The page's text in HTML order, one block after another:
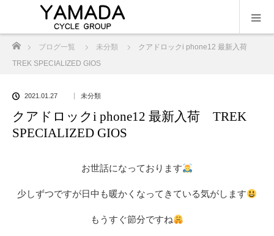
ブログ一覧 未分類
クアドロックi phone12 最新入荷
TREK SPECIALIZED GIOS
2021.01.27 未分類
クアドロックi phone12 最新入荷 TREK
SPECIALIZED GIOS
お世話になっております
少しずつですが日中も暖かくなってきている気がします
もうすぐ節分ですね